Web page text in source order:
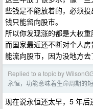
些钱是不能放着的，必须
钱只能留向股市。
所以你发现涨的都是大权重
而国家最近还不断对个人
能流向股市，因为没地方去
Replied to a topic by
永恒，功能意味着生命周期的短
现在说永恒还太早，5 年